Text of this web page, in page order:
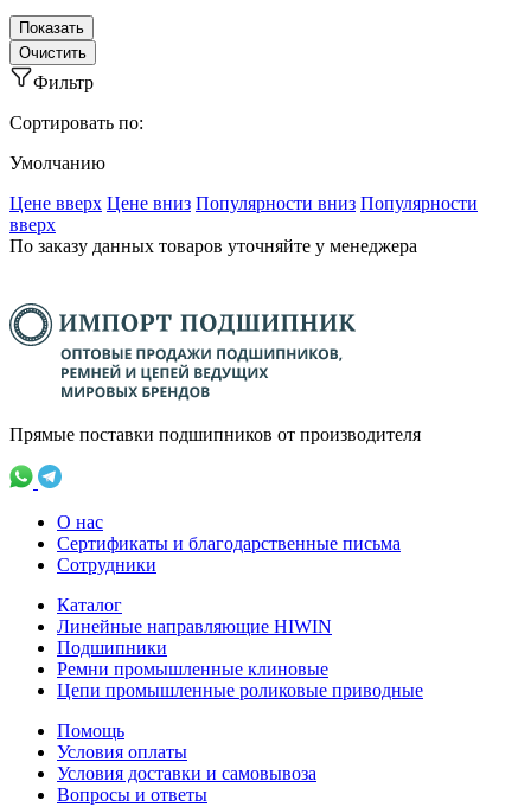
Фильтр
Сортировать по:
Умолчанию
Ценe вверх Ценe вниз Популярности вниз Популярности
вверх
По заказу данных товаров уточняйте у менеджера
Прямые поставки подшипников от производителя
О нас
Сертификаты и благодарственные письма
Сотрудники
Каталог
Линейные направляющие HIWIN
Подшипники
Ремни промышленные клиновые
Цепи промышленные роликовые приводные
Помощь
Условия оплаты
Условия доставки и самовывоза
Вопросы и ответы